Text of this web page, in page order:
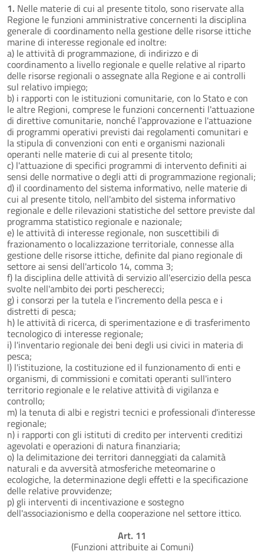
1. Nelle materie di cui al presente titolo, sono riservate alla
Regione le funzioni amministrative concernenti la disciplina
generale di coordinamento nella gestione delle risorse ittiche
marine di interesse regionale ed inoltre:
a) le attività di programmazione, di indirizzo e di
coordinamento a livello regionale e quelle relative al riparto
delle risorse regionali o assegnate alla Regione e ai controlli
sul relativo impiego;
b) i rapporti con le istituzioni comunitarie, con lo Stato e con
le altre Regioni, comprese le funzioni concernenti l'attuazione
di direttive comunitarie, nonché l'approvazione e l'attuazione
di programmi operativi previsti dai regolamenti comunitari e
la stipula di convenzioni con enti e organismi nazionali
operanti nelle materie di cui al presente titolo;
c) l'attuazione di specifici programmi di intervento definiti ai
sensi delle normative o degli atti di programmazione regionali;
d) il coordinamento del sistema informativo, nelle materie di
cui al presente titolo, nell'ambito del sistema informativo
regionale e delle rilevazioni statistiche del settore previste dal
programma statistico regionale e nazionale;
e) le attività di interesse regionale, non suscettibili di
frazionamento o localizzazione territoriale, connesse alla
gestione delle risorse ittiche, definite dal piano regionale di
settore ai sensi dell'articolo 14, comma 3;
f) la disciplina delle attività di servizio all'esercizio della pesca
svolte nell'ambito dei porti pescherecci;
g) i consorzi per la tutela e l'incremento della pesca e i
distretti di pesca;
h) le attività di ricerca, di sperimentazione e di trasferimento
tecnologico di interesse regionale;
i) l'inventario regionale dei beni degli usi civici in materia di
pesca;
l) l'istituzione, la costituzione ed il funzionamento di enti e
organismi, di commissioni e comitati operanti sull'intero
territorio regionale e le relative attività di vigilanza e
controllo;
m) la tenuta di albi e registri tecnici e professionali d'interesse
regionale;
n) i rapporti con gli istituti di credito per interventi creditizi
agevolati e operazioni di natura finanziaria;
o) la delimitazione dei territori danneggiati da calamità
naturali e da avversità atmosferiche meteomarine o
ecologiche, la determinazione degli effetti e la specificazione
delle relative provvidenze;
p) gli interventi di incentivazione e sostegno
dell'associazionismo e della cooperazione nel settore ittico.
Art. 11
(Funzioni attribuite ai Comuni)